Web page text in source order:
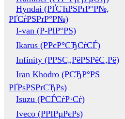
Hyndai (РҐСЋРЅРґР°Р№,
РҐСѓРЅРґР°Р№)
I-van (Р-РІР°РЅ)
Ikarus (РРєР°СЂСѓСЃ)
Infinity (РРЅС„РёРЅРёС‚Рё)
Iran Khodro (РСЂР°РЅ
РҐРѕРЅРґСЂРѕ)
Isuzu (РСЃСѓР·Сѓ)
Iveco (РРІРµРєРѕ)